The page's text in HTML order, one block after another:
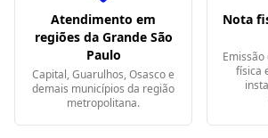
Atendimento em
regiões da Grande São
Paulo
Capital, Guarulhos, Osasco e
demais municípios da região
metropolitana.
Nota
Emissão
física